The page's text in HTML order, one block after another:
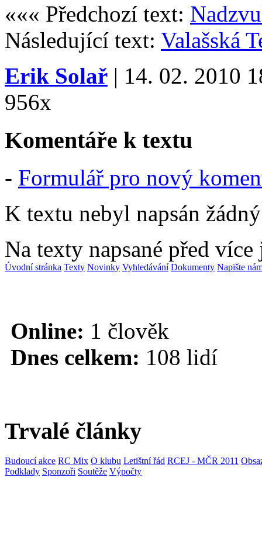
««« Předchozí text:
Následující text: Valašská
Erik Solař | 14. 02. 2010
956x
Komentáře k textu
- Formulář pro nový
K textu nebyl napsán
Na texty napsané před
Úvodní stránka Texty Novinky Vyhledávání Dokumenty Napište
Online: 1 člověk
Dnes celkem: 108 lidí
Trvalé články
Budoucí akce RC Mix O klubu Letištní řád RCEJ - MČR 2011
Podklady Sponzoři Soutěže Výpočty